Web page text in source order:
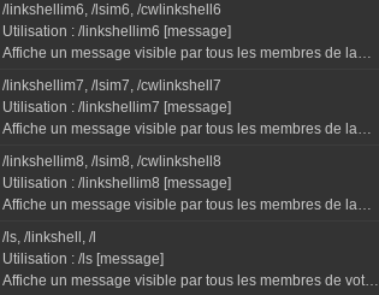
/linkshellim6, /lsim6, /cwlinkshell6
Utilisation : /linkshellim6 [message]
Affiche un message visible par tous les membres de la
/linkshellim7, /lsim7, /cwlinkshell7
Utilisation : /linkshellim7 [message]
Affiche un message visible par tous les membres de la
/linkshellim8, /lsim8, /cwlinkshell8
Utilisation : /linkshellim8 [message]
Affiche un message visible par tous les membres de la
"LSIM 8"...
/ls, /linkshell, /l
Utilisation : /ls [message]
Affiche un message visible par tous les membres de votre